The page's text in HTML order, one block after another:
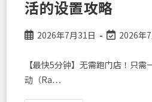
活的设置攻略
Post2026年7月31日
Post
modified:
2026年
【最快5分钟】无需跑门店！只
动（Ra…